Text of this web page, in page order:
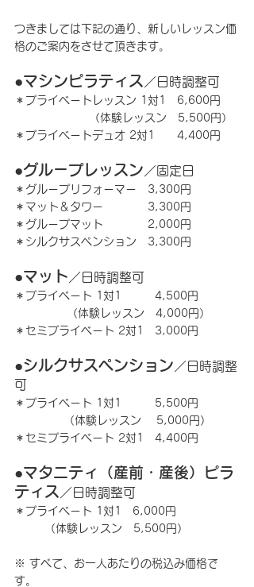
つきましては下記の通り、新しいレッスン価
格のご案内をさせて頂きます。
●マシンピラティス ／日時調整可
＊プライベートレッスン 1対1　6,600円
（体験レッスン　5,500円）
＊プライベートデュオ 2対1　　4,400円
●グループレッスン ／固定日
＊グループリフォーマー　3,300円
＊マット＆タワー　　　　3,300円
＊グループマット　　　　2,000円
＊シルクサスペンション　3,300円
●マット ／日時調整可
＊プライベート 1対1　　　4,500円
（体験レッスン　4,000円）
＊セミプライベート 2対1　3,000円
●シルクサスペンション ／日時調整
可
＊プライベート 1対1　　　5,500円
（体験レッスン 　5,000円）
＊セミプライベート 2対1　4,400円
●マタニティ（産前・産後）ピラ
ティス ／日時調整可
＊プライベート 1対1　6,000円
（体験レッスン　5,500円）
※ すべて、お一人あたりの税込み価格で
す。